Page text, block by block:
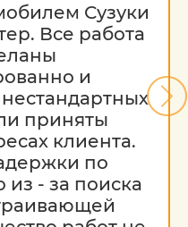
Сузуки
Все работа
и
приняты
клиента.
по
- за поиска